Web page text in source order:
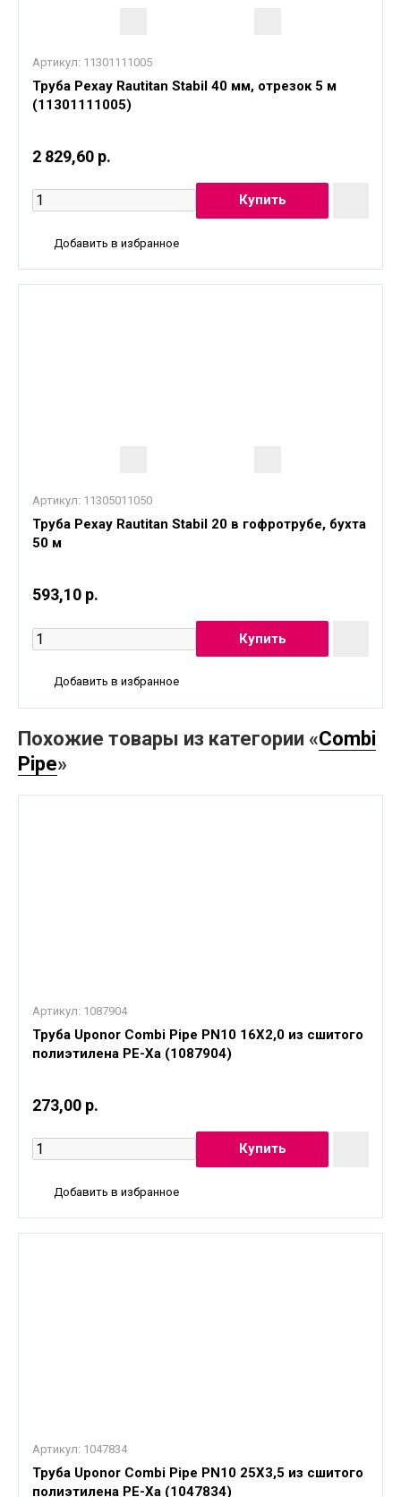
Артикул: 11301111005
Труба Рехау Rautitan Stabil 40 мм, отрезок 5 м
(11301111005)
2 829,60 р.
Добавить в избранное
Артикул: 11305011050
Труба Рехау Rautitan Stabil 20 в гофротрубе, бухта
50 м
593,10 р.
Добавить в избранное
Похожие товары из категории «Combi
Pipe»
Артикул: 1087904
Труба Uponor Combi Pipe PN10 16X2,0 из сшитого
полиэтилена PE-Xa (1087904)
273,00 р.
Добавить в избранное
Артикул: 1047834
Труба Uponor Combi Pipe PN10 25X3,5 из сшитого
полиэтилена PE-Xa (1047834)